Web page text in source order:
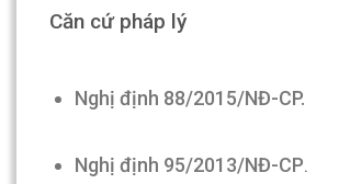
Căn cứ pháp lý
Nghị định 88/2015/NĐ-CP.
Nghị định 95/2013/NĐ-CP.